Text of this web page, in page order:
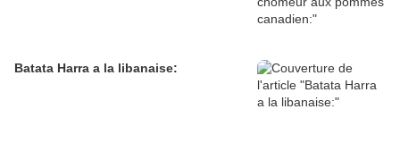
Batata Harra a la libanaise: